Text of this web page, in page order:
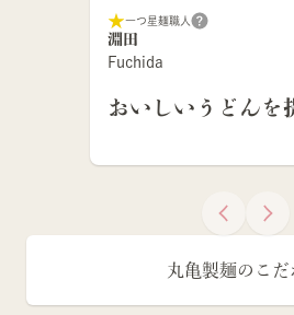
一つ星麺職人
淵田
Fuchida
おいしいうどんを
丸亀製麺のこだ